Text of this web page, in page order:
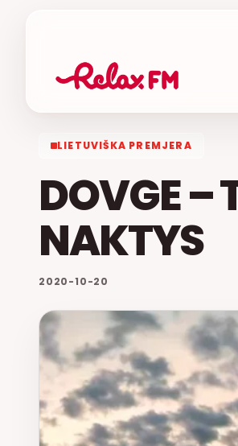
LIETUVIŠKA PREMJERA
DOVGE –
NAKTYS
2020-10-20